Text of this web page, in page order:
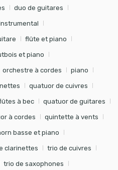
duo de guitares
flûte et piano
et piano
orchestre à cordes piano
quatuor de cuivres
à bec quatuor de guitares
à cordes quintette à vents
basse et piano
clarinettes trio de cuivres
trio de saxophones